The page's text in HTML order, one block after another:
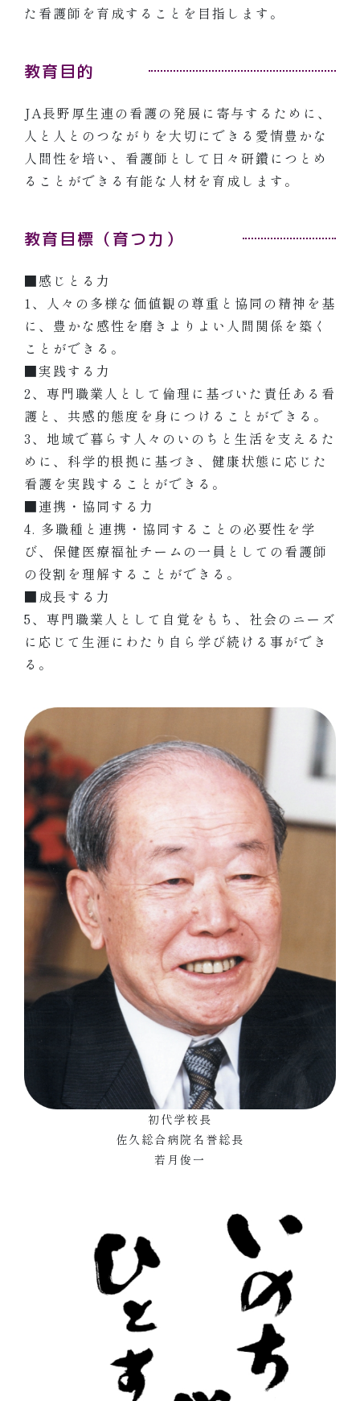
た看護師を育成することを目指します。
教育目的
JA長野厚生連の看護の発展に寄与するために、
人と人とのつながりを大切にできる愛情豊かな
人間性を培い、看護師として日々研鑽につとめ
ることができる有能な人材を育成します。
教育目標（育つ力）
■感じとる力
1、人々の多様な価値観の尊重と協同の精神を基
に、豊かな感性を磨きよりよい人間関係を築く
ことができる。
■実践する力
2、専門職業人として倫理に基づいた責任ある看
護と、共感的態度を身につけることができる。
3、地域で暮らす人々のいのちと生活を支えるた
めに、科学的根拠に基づき、健康状態に応じた
看護を実践することができる。
■連携・協同する力
4. 多職種と連携・協同することの必要性を学
び、保健医療福祉チームの一員としての看護師
の役割を理解することができる。
■成長する力
5、専門職業人として自覚をもち、社会のニーズ
に応じて生涯にわたり自ら学び続ける事ができ
る。
初代学校長
佐久総合病院名誉総長
若月俊一